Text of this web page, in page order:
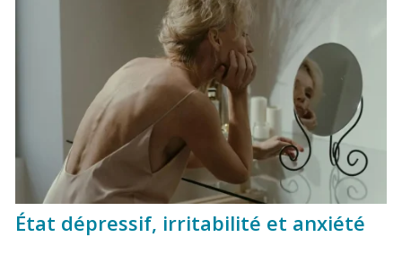
État dépressif, irritabilité et anxiété